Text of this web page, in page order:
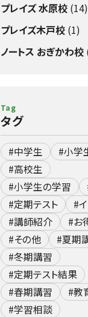
プレイズ 水原校(14)
プレイズ木戸校(1)
ノートス おぎかわ校
Tag
タグ
#中学生
#小学
#高校生
#小学生の学習
#定期テスト
#
#講師紹介
#お
#その他
#夏期
#冬期講習
#定期テスト結果
#春期講習
#教
#学習相談